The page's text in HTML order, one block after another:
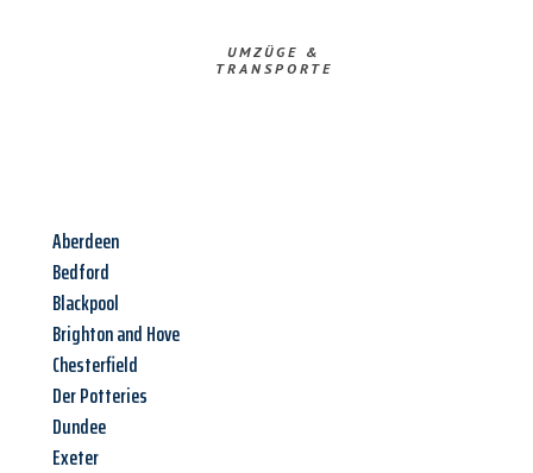
UMZÜGE &
TRANSPORTE
Aberdeen
Bedford
Blackpool
Brighton and Hove
Chesterfield
Der Potteries
Dundee
Exeter